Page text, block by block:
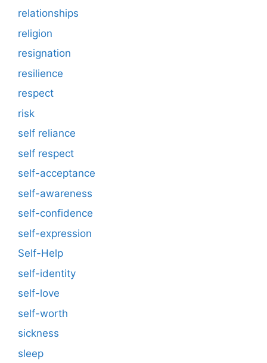
relationships
religion
resignation
resilience
respect
risk
self reliance
self respect
self-acceptance
self-awareness
self-confidence
self-expression
Self-Help
self-identity
self-love
self-worth
sickness
sleep